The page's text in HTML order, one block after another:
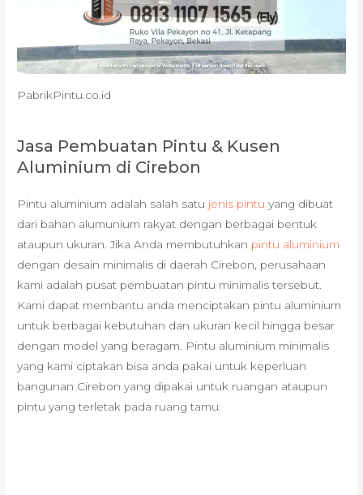
PabrikPintu.co.id
Jasa Pembuatan Pintu & Kusen
Aluminium di Cirebon
Pintu aluminium adalah salah satu jenis pintu yang dibuat
dari bahan alumunium rakyat dengan berbagai bentuk
ataupun ukuran. Jika Anda membutuhkan pintu aluminium
dengan desain minimalis di daerah Cirebon, perusahaan
kami adalah pusat pembuatan pintu minimalis tersebut.
Kami dapat membantu anda menciptakan pintu aluminium
untuk berbagai kebutuhan dan ukuran kecil hingga besar
dengan model yang beragam. Pintu aluminium minimalis
yang kami ciptakan bisa anda pakai untuk keperluan
bangunan Cirebon yang dipakai untuk ruangan ataupun
pintu yang terletak pada ruang tamu.